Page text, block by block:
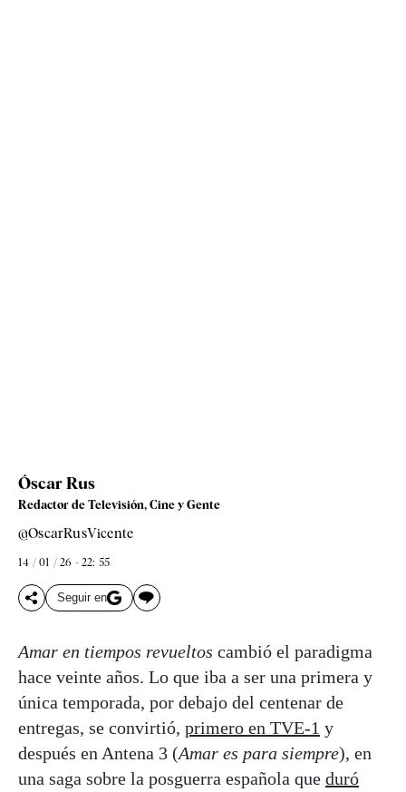
Óscar Rus
Redactor de Televisión, Cine y Gente
@OscarRusVicente
14 / 01 / 26 - 22: 55
Seguir en
Amar en tiempos revueltos cambió el paradigma
hace veinte años. Lo que iba a ser una primera y
única temporada, por debajo del centenar de
entregas, se convirtió, primero en TVE-1 y
después en Antena 3 (Amar es para siempre), en
una saga sobre la posguerra española que duró